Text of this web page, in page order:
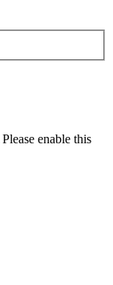
enable this